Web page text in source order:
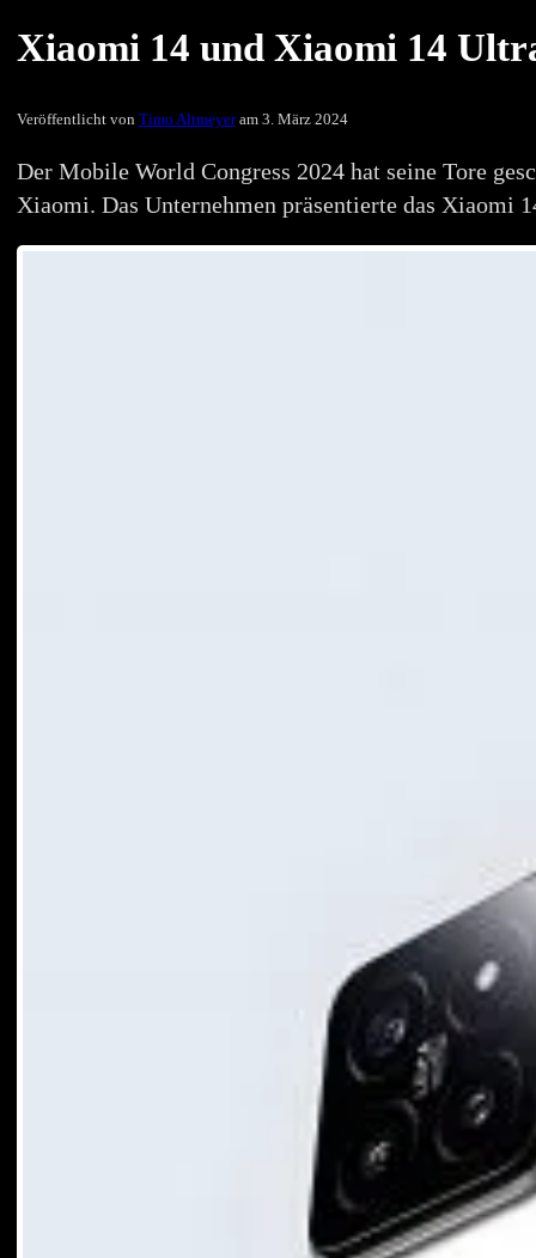
Xiaomi 14 und Xiaomi 14
Veröffentlicht von Timo Altmeyeram 3. März 2024
Der Mobile World Congress 2024 hat seine Tore
Xiaomi. Das Unternehmen präsentierte das Xiaomi